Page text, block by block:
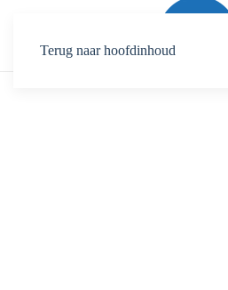
Terug naar hoofdinhoud